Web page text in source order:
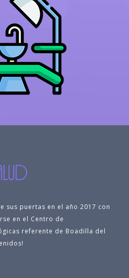
sus puertas en el año 2017 con
en el Centro de
referente de Boadilla del